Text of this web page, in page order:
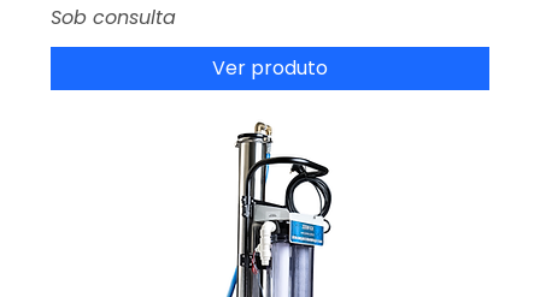
Preço
Sob consulta
Ver produto